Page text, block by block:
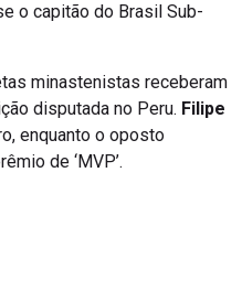
o capitão do Brasil Sub-
minastenistas receberam
disputada no Peru. Filipe
enquanto o oposto
de ‘MVP’.